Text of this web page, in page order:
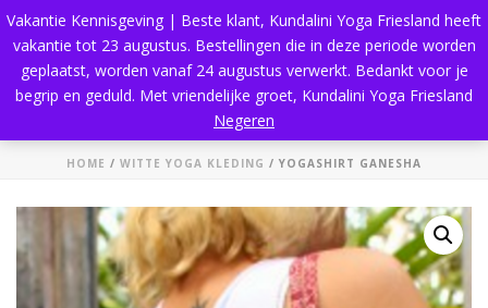
HOME / WITTE YOGA KLEDING / YOGASHIRT GANESHA
Vakantie Kennisgeving | Beste klant, Kundalini Yoga Friesland heeft
vakantie tot 23 augustus. Bestellingen die in deze periode worden
geplaatst, worden vanaf 24 augustus verwerkt. Bedankt voor je
begrip en geduld. Met vriendelijke groet, Kundalini Yoga Friesland
Negeren